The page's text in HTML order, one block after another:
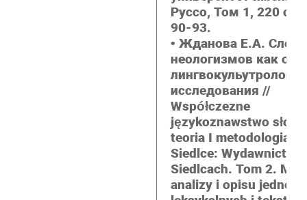
Руссо, Том 1, 220 с.
90-93.
• Жданова Е.А.
неологизмов как
исследования //
Współczezne
językoznawstwo
teoria I metodologia
Siedlce: Wydawnictwo
Siedlcach. Tom 2.
analizy i opisu